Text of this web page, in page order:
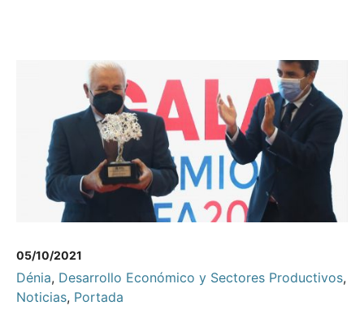
05/10/2021
Dénia, Desarrollo Económico y Sectores Productivos,
Noticias, Portada